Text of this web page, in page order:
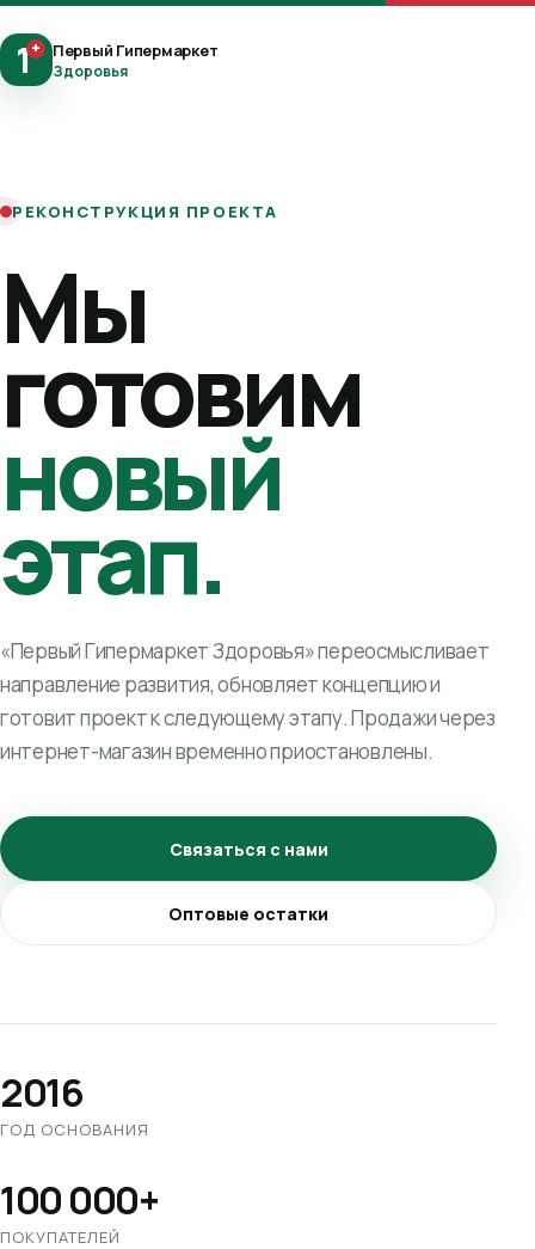
1+ Первый Гипермаркет
Здоровья
РЕКОНСТРУКЦИЯ ПРОЕКТА
Мы
готовим
новый
этап.
«Первый Гипермаркет Здоровья» переосмысливает
направление развития, обновляет концепцию и
готовит проект к следующему этапу. Продажи через
интернет-магазин временно приостановлены.
Связаться с нами
Оптовые остатки
2016
ГОД ОСНОВАНИЯ
100 000+
ПОКУПАТЕЛЕЙ